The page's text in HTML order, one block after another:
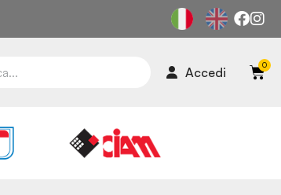
Accedi